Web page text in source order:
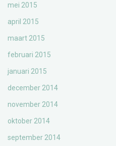
mei 2015
april 2015
maart 2015
februari 2015
januari 2015
december 2014
november 2014
oktober 2014
september 2014